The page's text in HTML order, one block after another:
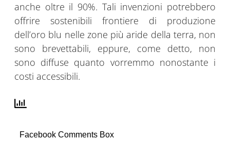
anche oltre il 90%. Tali invenzioni potrebbero
offrire sostenibili frontiere di produzione
dell’oro blu nelle zone più aride della terra, non
sono brevettabili, eppure, come detto, non
sono diffuse quanto vorremmo nonostante i
costi accessibili.
Facebook Comments Box